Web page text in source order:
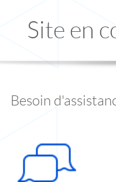
Site en
Besoin